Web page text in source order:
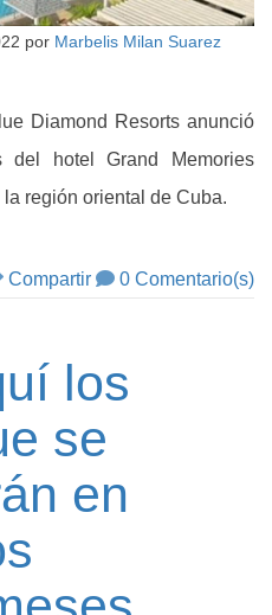
por Marbelis Milan Suarez
Diamond Resorts anunció
del hotel Grand Memories
región oriental de Cuba.
Compartir 0 Comentario(s)
los
se
en